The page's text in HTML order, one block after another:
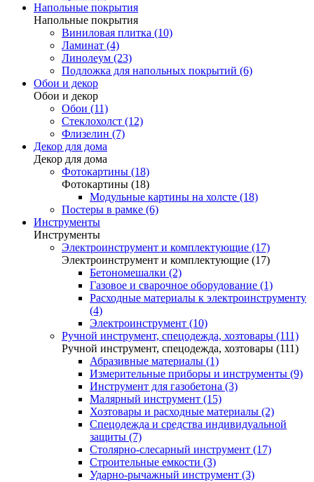
Напольные покрытия
Напольные покрытия
Виниловая плитка (10)
Ламинат (4)
Линолеум (23)
Подложка для напольных покрытий (6)
Обои и декор
Обои и декор
Обои (11)
Стеклохолст (12)
Флизелин (7)
Декор для дома
Декор для дома
Фотокартины (18)
Фотокартины (18)
Модульные картины на холсте (18)
Постеры в рамке (6)
Инструменты
Инструменты
Электроинструмент и комплектующие (17)
Электроинструмент и комплектующие (17)
Бетономешалки (2)
Газовое и сварочное оборудование (1)
Расходные материалы к электроинструменту
(4)
Электроинструмент (10)
Ручной инструмент, спецодежда, хозтовары (111)
Ручной инструмент, спецодежда, хозтовары (111)
Абразивные материалы (1)
Измерительные приборы и инструменты (9)
Инструмент для газобетона (3)
Малярный инструмент (15)
Хозтовары и расходные материалы (2)
Спецодежда и средства индивидуальной
защиты (7)
Столярно-слесарный инструмент (17)
Строительные емкости (3)
Ударно-рычажный инструмент (3)